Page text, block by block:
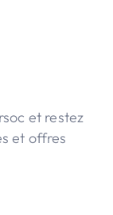
et restez
et offres